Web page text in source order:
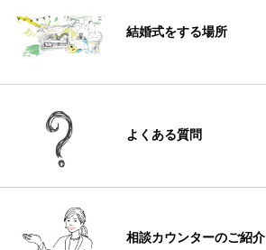
結婚式をする場所
よくある質問
相談カウンターのご紹介